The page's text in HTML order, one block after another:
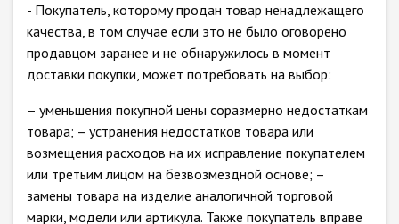
- Покупатель, которому продан товар ненадлежащего
качества, в том случае если это не было оговорено
продавцом заранее и не обнаружилось в момент
доставки покупки, может потребовать на выбор:
– уменьшения покупной цены соразмерно недостаткам
товара; – устранения недостатков товара или
возмещения расходов на их исправление покупателем
или третьим лицом на безвозмездной основе; –
замены товара на изделие аналогичной торговой
марки, модели или артикула. Также покупатель вправе